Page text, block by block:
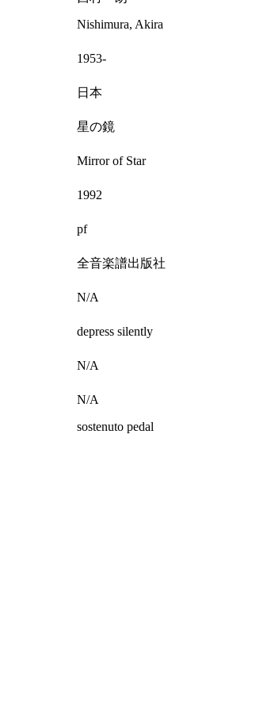
Nishimura, Akira
1953-
日本
星の鏡
Mirror of Star
1992
pf
全音楽譜出版社
N/A
depress silently
N/A
N/A
sostenuto pedal